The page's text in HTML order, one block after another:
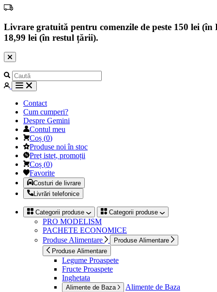
Livrare gratuită pentru comenzile de peste 150 lei
18,99 lei (în restul țării).
Contact
Cum cumperi?
Despre Gemini
Contul meu
Coș (0)
Produse noi în stoc
Preț isteț, promoții
Coș (0)
Favorite
Costuri de livrare
Livrări telefonice
Categorii produse Categorii produse
PRO MODELISM
PACHETE ECONOMICE
Produse Alimentare
Produse Alimentare
Produse Alimentare
Legume Proaspete
Fructe Proaspete
Inghetata
Alimente de Baza Alimente de Baza